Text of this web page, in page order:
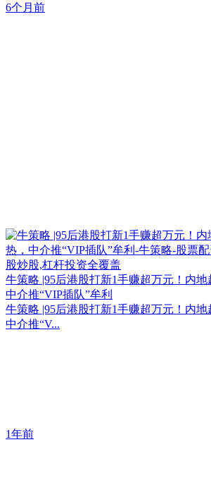
6个月前
牛策略 |95后港股打新1手赚超万元！内地
中介推“VIP插队”牟利
牛策略 |95后港股打新1手赚超万元！内地
中介推“V...
1年前